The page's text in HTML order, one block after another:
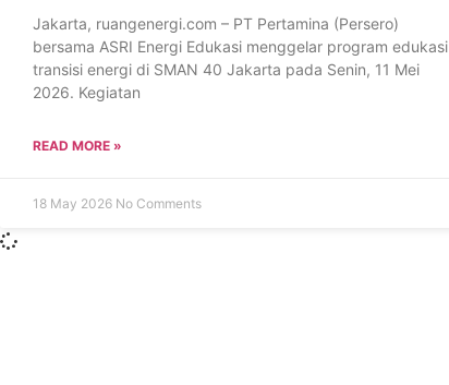
Jakarta, ruangenergi.com – PT Pertamina (Persero)
bersama ASRI Energi Edukasi menggelar program edukasi
transisi energi di SMAN 40 Jakarta pada Senin, 11 Mei
2026. Kegiatan
READ MORE »
18 May 2026 No Comments